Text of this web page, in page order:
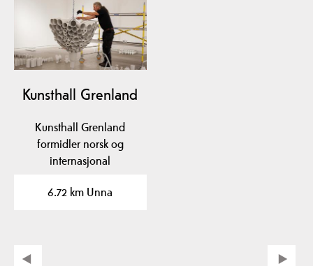
Kunsthall Grenland
Kunsthall Grenland
formidler norsk og
internasjonal
til i…
6.72 km Unna